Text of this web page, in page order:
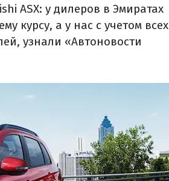
ASX: у дилеров в Эмиратах
курсу, а у нас с учетом всех
узнали «Автоновости